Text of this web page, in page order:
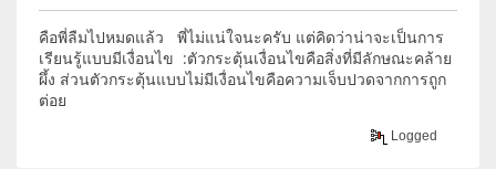
คือพี่ลืมไปหมดแล้ว พี่ไม่แน่ใจนะครับ แต่คิดว่าน่าจะเป็นการ
เรียนรู้แบบมีเงื่อนไข :ตัวกระตุ้นเงื่อนไขคือสิ่งที่มีลักษณะคล้าย
ผึ้ง ส่วนตัวกระตุ้นแบบไม่มีเงื่อนไขคือความเจ็บปวดจากการถูก
ต่อย
Logged